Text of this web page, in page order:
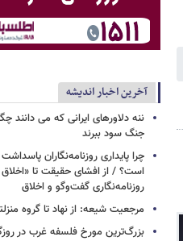
آخرین اخبار اندیشه
ننه دلاورهای ایرانی که می دانند
جنگ سود ببرند
چرا پایداری روزنامه‌نگاران
است؟ / از افشای حقیقت تا
روزنامه‌نگاری گفت‌وگو و اخلاق
مرجعیت شیعه: از نهاد تا گروه
بزرگ‌ترین مورخ فلسفه غرب در